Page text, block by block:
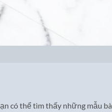
có thể tìm thấy những mẫu